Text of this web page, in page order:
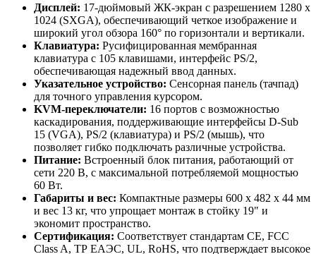
Дисплей: 17-дюймовый ЖК-экран с разрешением 1280 x
1024 (SXGA), обеспечивающий четкое изображение и
широкий угол обзора 160° по горизонтали и вертикали.
Клавиатура: Русифицированная мембранная
клавиатура с 105 клавишами, интерфейс PS/2,
обеспечивающая надежный ввод данных.
Указательное устройство: Сенсорная панель (тачпад)
для точного управления курсором.
KVM-переключатели: 16 портов с возможностью
каскадирования, поддерживающие интерфейсы D-Sub
15 (VGA), PS/2 (клавиатура) и PS/2 (мышь), что
позволяет гибко подключать различные устройства.
Питание: Встроенный блок питания, работающий от
сети 220 В, с максимальной потребляемой мощностью
60 Вт.
Габариты и вес: Компактные размеры 600 x 482 x 44 мм
и вес 13 кг, что упрощает монтаж в стойку 19" и
экономит пространство.
Сертификация: Соответствует стандартам CE, FCC
Class A, ТР ЕАЭС, UL, RoHS, что подтверждает высокое